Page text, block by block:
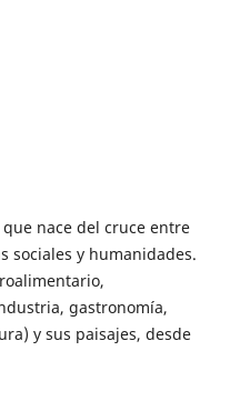
nace del cruce entre
sociales y humanidades.
gastronomía,
y sus paisajes, desde